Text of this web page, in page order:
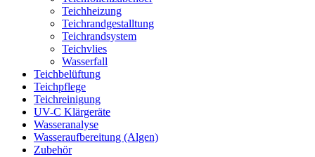
Teichheizung
Teichrandgestalltung
Teichrandsystem
Teichvlies
Wasserfall
Teichbelüftung
Teichpflege
Teichreinigung
UV-C Klärgeräte
Wasseranalyse
Wasseraufbereitung (Algen)
Zubehör